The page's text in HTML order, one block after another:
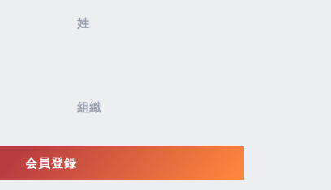
会員登録